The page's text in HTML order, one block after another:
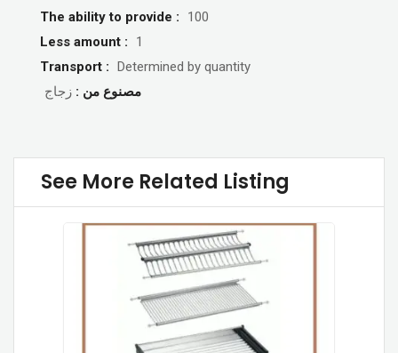
The ability to provide :
100
Less amount :
1
Transport :
Determined by quantity
مصنوع من : زجاج
See More Related Listing